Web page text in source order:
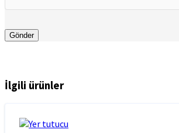
İlgili ürünler